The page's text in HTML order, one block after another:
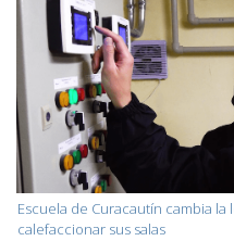
Escuela de Curacautín cambia
calefaccionar sus salas